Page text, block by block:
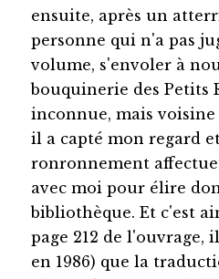
ensuite, après un
personne qui n'a pas
volume, s'envoler à
bouquinerie des Petits
inconnue, mais voisine
il a capté mon regard
ronronnement
avec moi pour élire
bibliothèque. Et c'est
page 212 de l'ouvrage,
en 1986) que la